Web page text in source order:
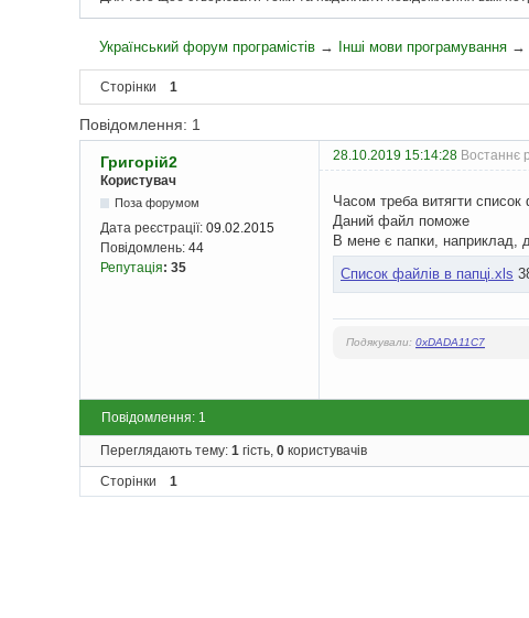
Український форум програмістів → Інші мови програмування
Сторінки 1
Повідомлення: 1
Григорій2 28.10.2019 15:14:28 Востаннє
Користувач
Поза форумом
Дата реєстрації: 09.02.2015
Повідомлень: 44
Репутація: 35
Часом треба витягти список
Даний файл поможе
В мене є папки, наприклад,
Список файлів в папці.xls
Подякували: 0xDADA11C7
Повідомлення: 1
Переглядають тему: 1 гість, 0 користувачів
Сторінки
1